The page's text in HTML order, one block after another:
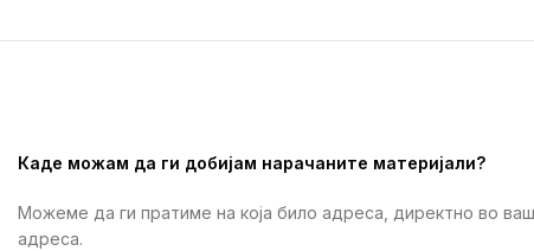
Каде можам да ги добијам нарачаните материјали?
Можеме да ги пратиме на која било адреса, директно во
адреса.